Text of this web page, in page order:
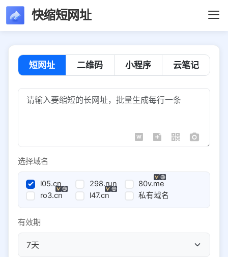
快缩短网址
短网址 二维码 小程序 云笔记
选择域名
l05.cn 298.run
80v.me
ro3.cn
l47.cn 私有域名
有效期